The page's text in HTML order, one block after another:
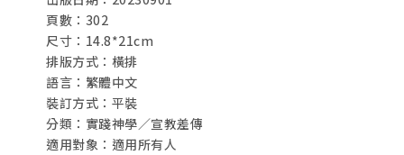
頁數：302
尺寸：14.8*21cm
排版方式：橫排
語言：繁體中文
裝訂方式：平裝
分類：實踐神學／宣教差傳
適用對象：適用所有人